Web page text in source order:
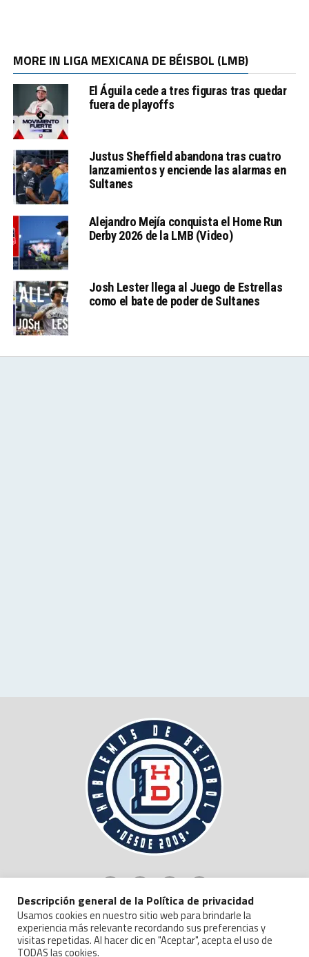
MORE IN LIGA MEXICANA DE BÉISBOL (LMB)
El Águila cede a tres figuras tras quedar
fuera de playoffs
Justus Sheffield abandona tras cuatro
lanzamientos y enciende las alarmas en
Sultanes
Alejandro Mejía conquista el Home Run
Derby 2026 de la LMB (Video)
Josh Lester llega al Juego de Estrellas
como el bate de poder de Sultanes
Descripción general de la Política de privacidad
Usamos cookies en nuestro sitio web para brindarle la
experiencia más relevante recordando sus preferencias y
visitas repetidas. Al hacer clic en "Aceptar", acepta el uso de
TODAS las cookies.